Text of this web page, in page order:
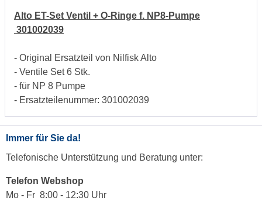
Alto ET-Set Ventil + O-Ringe f. NP8-Pumpe
301002039
- Original Ersatzteil von Nilfisk Alto
- Ventile Set 6 Stk.
- für NP 8 Pumpe
- Ersatzteilenummer: 301002039
Immer für Sie da!
Telefonische Unterstützung und Beratung unter:
Telefon Webshop
Mo - Fr 8:00 - 12:30 Uhr